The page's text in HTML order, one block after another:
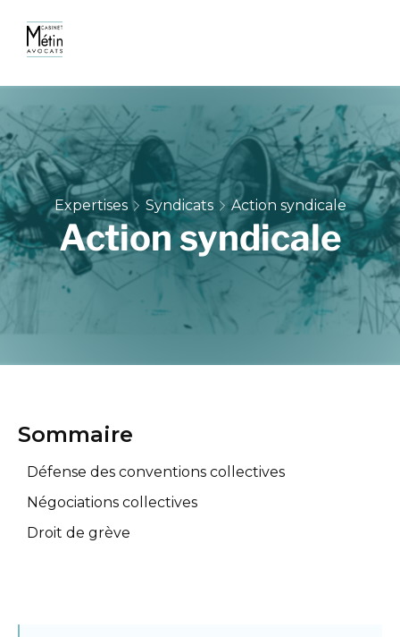
Expertises Syndicats Action syndicale
Action syndicale
Sommaire
Défense des conventions collectives
Négociations collectives
Droit de grève